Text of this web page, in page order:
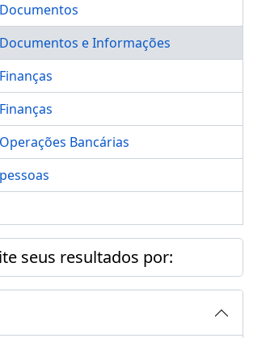
e Informações
Bancárias
seus resultados por: